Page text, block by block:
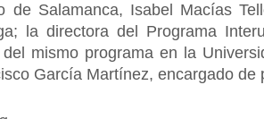
de Salamanca, Isabel Macías
la directora del Programa
mismo programa en la
García Martínez, encargado